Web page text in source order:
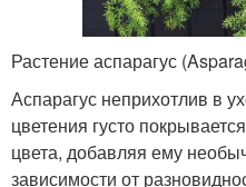
Растение аспарагус
Аспарагус неприхотлив в
цветения густо
цвета, добавляя ему
зависимости от